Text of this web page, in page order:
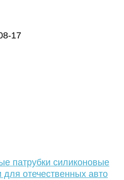
17
патрубки силиконовые
для отечественных авто